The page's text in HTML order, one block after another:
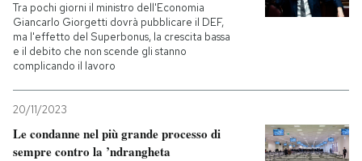
Tra pochi giorni il ministro dell'Economia
Giancarlo Giorgetti dovrà pubblicare il DEF,
ma l'effetto del Superbonus, la crescita bassa
e il debito che non scende gli stanno
complicando il lavoro
20/11/2023
Le condanne nel più grande processo di
sempre contro la ’ndrangheta